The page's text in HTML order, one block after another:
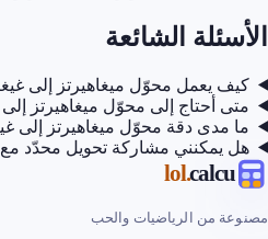
الأسئلة الشائعة
كيف يعمل محوّل ميغاهيرتز إلى
متى أحتاج إلى محوّل ميغاهيرتز إلى
ما مدى دقة محوّل ميغاهيرتز إلى
هل يمكنني مشاركة تحويل محدّد
calcu
.lol
مصنوعة من الرياضيات والحب